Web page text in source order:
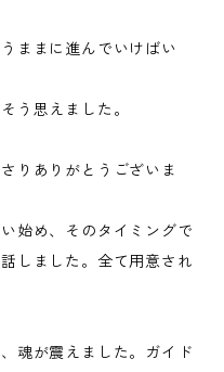
ままに進んでいけばい
う思えました。
りありがとうございま
始め、そのタイミングで
しました。全て用意され
魂が震えました。ガイド